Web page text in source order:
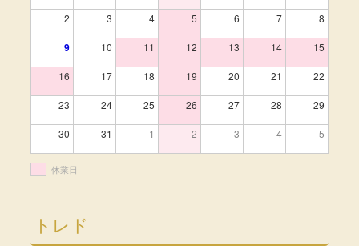
2 3 4 5 6 7 8
9 10 11 12 13 14 15
16 17 18 19 20 21 22
23 24 25 26 27 28 29
30 31 1 2 3 4 5
休業日
トレド